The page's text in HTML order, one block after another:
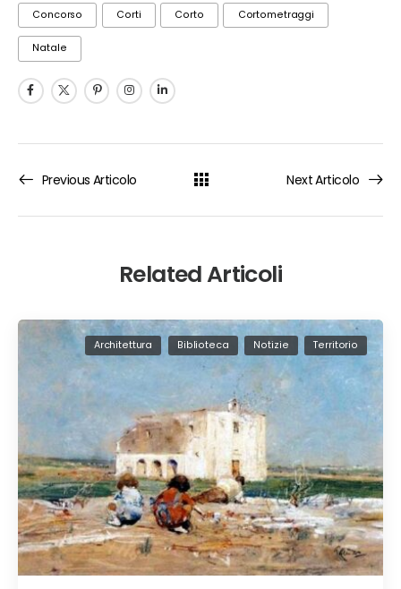
Concorso Corti Corto Cortometraggi
Natale
Previous Articolo Next Articolo
Related Articoli
Architettura Biblioteca Notizie Territorio